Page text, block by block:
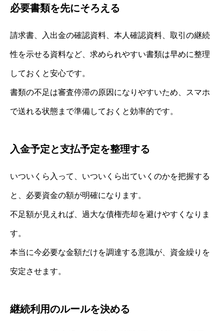
必要書類を先にそろえる
請求書、入出金の確認資料、本人確認資料、取引の継続
性を示せる資料など、求められやすい書類は早めに整理
しておくと安心です。
書類の不足は審査停滞の原因になりやすいため、スマホ
で送れる状態まで準備しておくと効率的です。
入金予定と支払予定を整理する
いついくら入って、いついくら出ていくのかを把握する
と、必要資金の額が明確になります。
不足額が見えれば、過大な債権売却を避けやすくなりま
す。
本当に今必要な金額だけを調達する意識が、資金繰りを
安定させます。
継続利用のルールを決める